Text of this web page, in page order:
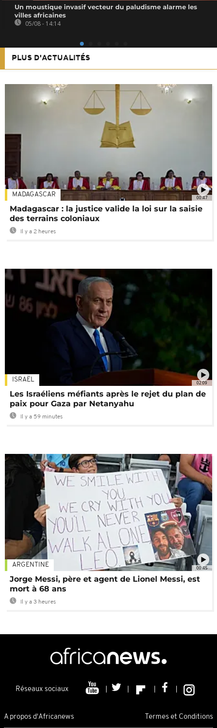
Un moustique invasif vecteur du paludisme alarme les
villes africaines
05/08 - 14:14
PLUS D'ACTUALITÉS
00:47
MADAGASCAR
Madagascar : la justice valide la loi sur la saisie
des terrains coloniaux
Il y a 2 heures
02:09
ISRAËL
Les Israéliens méfiants après le rejet du plan de
paix pour Gaza par Netanyahu
Il y a 59 minutes
00:45
ARGENTINE
Jorge Messi, père et agent de Lionel Messi, est
mort à 68 ans
Il y a 3 heures
Réseaux sociaux
A propos d'Africanews Termes et Conditions